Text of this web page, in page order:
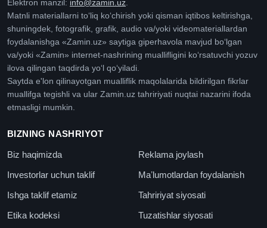
Elektron manzil: info@zamin.uz
Matnli materiallarni toʻliq koʻchirish yoki qisman iqtibos keltirishga,
shuningdek, fotografik, grafik, audio va/yoki videomateriallardan
foydalanishga «Zamin.uz» saytiga giperhavola mavjud boʻlgan
va/yoki «Zamin» internet-nashrining muallifligini koʻrsatuvchi yozuv
ilova qilingan taqdirda yoʻl qoʻyiladi.
Saytda e'lon qilinayotgan mualliflik maqolalarida bildirilgan fikrlar
muallifga tegishli va ular Zamin.uz tahririyati nuqtai nazarini ifoda
etmasligi mumkin.
BIZNING NASHRIYOT
Biz haqimizda
Reklama joylash
Investorlar uchun taklif
Maʼlumotlardan foydalanish
Ishga taklif etamiz
Tahririyat siyosati
Etika kodeksi
Tuzatishlar siyosati